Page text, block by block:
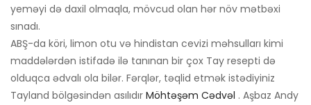
yeməyi də daxil olmaqla, mövcud olan hər növ mətbəxi
sınadı.
ABŞ-da köri, limon otu və hindistan cevizi məhsulları kimi
maddələrdən istifadə ilə tanınan bir çox Tay resepti də
olduqca ədvalı ola bilər. Fərqlər, təqlid etmək istədiyiniz
Tayland bölgəsindən asılıdır Möhtəşəm Cədvəl . Aşbaz Andy